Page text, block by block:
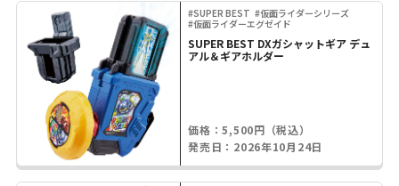
#SUPER BEST #仮面ライダーシリーズ
#仮面ライダーエグゼイド
SUPER BEST DXガシャットギア デュ
アル＆ギアホルダー
価格：5,500円（税込）
発売日：2026年10月24日